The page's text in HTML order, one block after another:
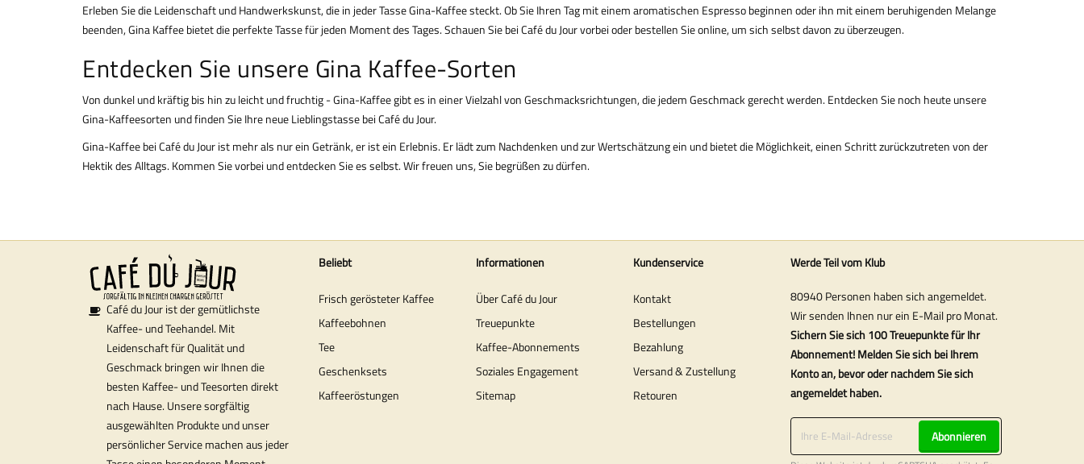
Erleben Sie die Leidenschaft und Handwerkskunst, die in jeder Tasse Gina-Kaffee steckt. Ob Sie Ihren Tag mit einem aromatischen Espresso beginnen oder ihn mit einem beruhigenden Melange
beenden, Gina Kaffee bietet die perfekte Tasse für jeden Moment des Tages. Schauen Sie bei Café du Jour vorbei oder bestellen Sie online, um sich selbst davon zu überzeugen.
Entdecken Sie unsere Gina Kaffee-Sorten
Von dunkel und kräftig bis hin zu leicht und fruchtig - Gina-Kaffee gibt es in einer Vielzahl von Geschmacksrichtungen, die jedem Geschmack gerecht werden. Entdecken Sie noch heute unsere
Gina-Kaffeesorten und finden Sie Ihre neue Lieblingstasse bei Café du Jour.
Gina-Kaffee bei Café du Jour ist mehr als nur ein Getränk, er ist ein Erlebnis. Er lädt zum Nachdenken und zur Wertschätzung ein und bietet die Möglichkeit, einen Schritt zurückzutreten von der
Hektik des Alltags. Kommen Sie vorbei und entdecken Sie es selbst. Wir freuen uns, Sie begrüßen zu dürfen.
Café du Jour ist der gemütlichste
Kaffee- und Teehandel. Mit
Leidenschaft für Qualität und
Geschmack bringen wir Ihnen die
besten Kaffee- und Teesorten direkt
nach Hause. Unsere sorgfältig
ausgewählten Produkte und unser
persönlicher Service machen aus jeder
Beliebt
Frisch gerösteter Kaffee
Kaffeebohnen
Tee
Geschenksets
Kaffeeröstungen
Informationen
Über Café du Jour
Treuepunkte
Kaffee-Abonnements
Soziales Engagement
Sitemap
Kundenservice
Kontakt
Bestellungen
Bezahlung
Versand & Zustellung
Retouren
Werde Teil vom Klub
80940 Personen haben sich angemeldet.
Wir senden Ihnen nur ein E-Mail pro Monat.
Sichern Sie sich 100 Treuepunkte für Ihr
Abonnement! Melden Sie sich bei Ihrem
Konto an, bevor oder nachdem Sie sich
angemeldet haben.
Abonnieren